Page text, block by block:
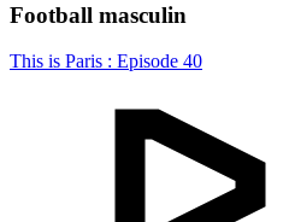
Football masculin
This is Paris : Episode 40